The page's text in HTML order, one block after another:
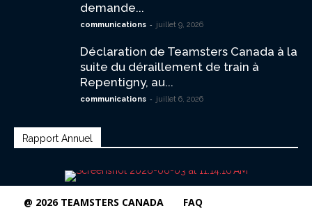
demande...
communications - juillet 9, 2026
Déclaration de Teamsters Canada à la
suite du déraillement de train à
Repentigny, au...
communications - juillet 6, 2026
Rapport Annuel
@ 2026 TEAMSTERS CANADA FAQ